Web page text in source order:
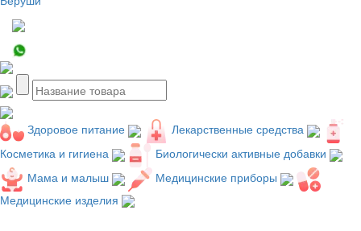
Здоровое питание
Лекарственные средства
Косметика и гигиена
Биологически активные добавки
Мама и малыш
Медицинские приборы
Медицинские изделия